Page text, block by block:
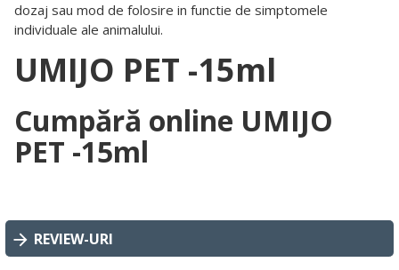
dozaj sau mod de folosire in functie de simptomele
individuale ale animalului.
UMIJO PET -15ml
Cumpără online UMIJO
PET -15ml
REVIEW-URI